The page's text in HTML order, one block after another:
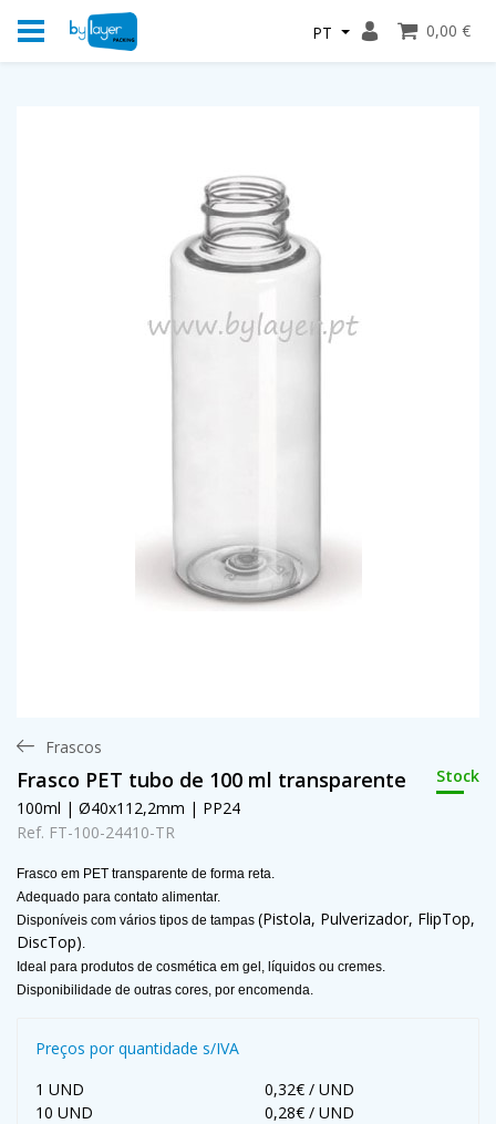
PT 0,00 €
Frascos
Frasco PET tubo de 100 ml transparente
Stock
100ml | Ø40x112,2mm | PP24
Ref. FT-100-24410-TR
Frasco em PET transparente de forma reta.
Adequado para contato alimentar.
Disponíveis com vários tipos de tampas (Pistola, Pulverizador, FlipTop,
DiscTop).
Ideal para produtos de cosmética em gel, líquidos ou cremes.
Disponibilidade de outras cores, por encomenda.
Preços por quantidade s/IVA
1 UND
0,32€ / UND
10 UND
0,28€ / UND